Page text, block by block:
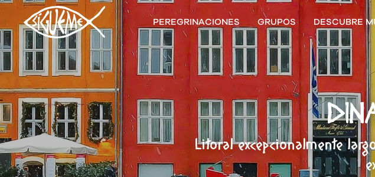
PEREGRINACIONES GRUPOS DESCUBRE
Litoral excepcionalmente